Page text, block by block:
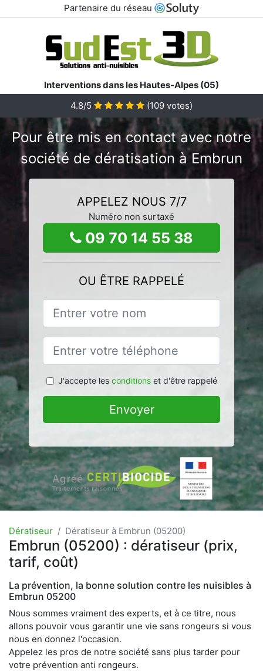
Partenaire du réseau
Interventions dans les Hautes-Alpes (05)
4.8/5
(109 votes)
Pour être mis en contact avec notre
société de dératisation à Embrun
APPELEZ NOUS 7/7
Numéro non surtaxé
09 70 14 55 38
OU ÊTRE RAPPELÉ
J'accepte les conditionset d'être rappelé
Envoyer
Dératiseur Dératiseur à Embrun (05200)
Embrun (05200) : dératiseur (prix,
tarif, coût)
La prévention, la bonne solution contre les nuisibles à
Embrun 05200
Nous sommes vraiment des experts, et à ce titre, nous
allons pouvoir vous garantir une vie sans rongeurs si vous
nous en donnez l'occasion.
Appelez les pros de notre société sans plus tarder pour
votre prévention anti rongeurs.